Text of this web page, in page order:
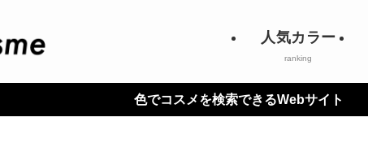
人気カラー
ranking
色でコスメを検索できるWebサイト